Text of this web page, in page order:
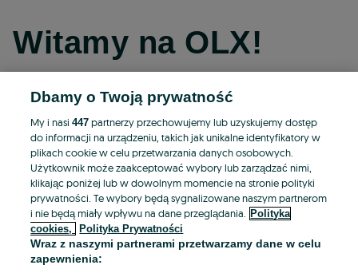
Witamy na OLX!
Kontynuuj przez Facebooka
Kontynuuj przez konto Apple
Kontynuuj przez konto Google
LUB
Dbamy o Twoją prywatność
My i nasi447 partnerzy przechowujemy lub uzyskujemy dostęp
do informacji na urządzeniu, takich jak unikalne identyfikatory w
plikach cookie w celu przetwarzania danych osobowych.
Użytkownik może zaakceptować wybory lub zarządzać nimi,
klikając poniżej lub w dowolnym momencie na stronie polityki
prywatności. Te wybory będą sygnalizowane naszym partnerom
i nie będą miały wpływu na dane przeglądania.
Polityka
cookies,
Polityka Prywatności
Wraz z naszymi partnerami przetwarzamy dane w celu
zapewnienia: